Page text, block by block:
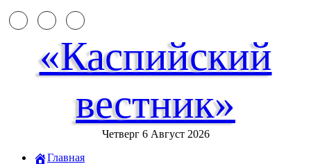
«Каспийский
вестник»
Четверг 6 Август 2026
Главная